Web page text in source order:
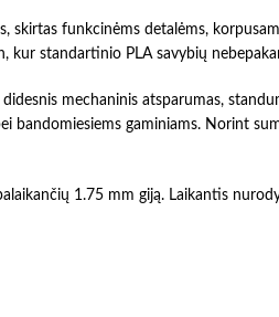
skirtas funkcinėms detalėms,
kur standartinio PLA savybių
mechaninis atsparumas,
bandomiesiems gaminiams. Norint
1.75 mm giją. Laikantis